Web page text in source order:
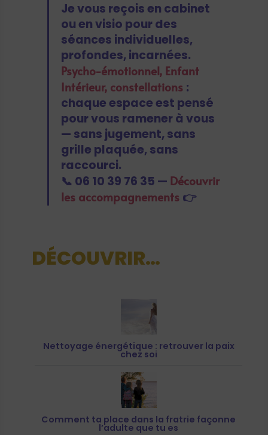
Je vous reçois en cabinet
ou en visio pour des
séances individuelles,
profondes, incarnées.
Psycho-émotionnel, Enfant
Intérieur, constellations :
chaque espace est pensé
pour vous ramener à vous
— sans jugement, sans
grille plaquée, sans
raccourci.
📞 06 10 39 76 35 — Découvrir
les accompagnements 👉
DÉCOUVRIR…
Nettoyage énergétique : retrouver la paix
chez soi
Comment ta place dans la fratrie façonne
l’adulte que tu es